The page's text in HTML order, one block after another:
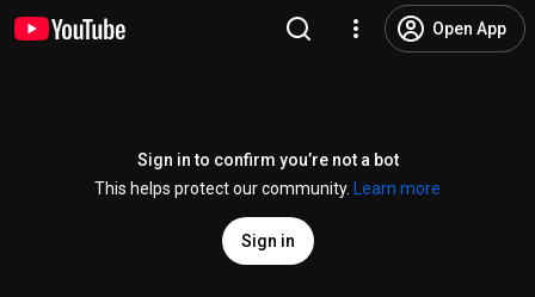
Open App
Sign in to confirm you’re not a bot
This helps protect our community.
Learn more
Sign in